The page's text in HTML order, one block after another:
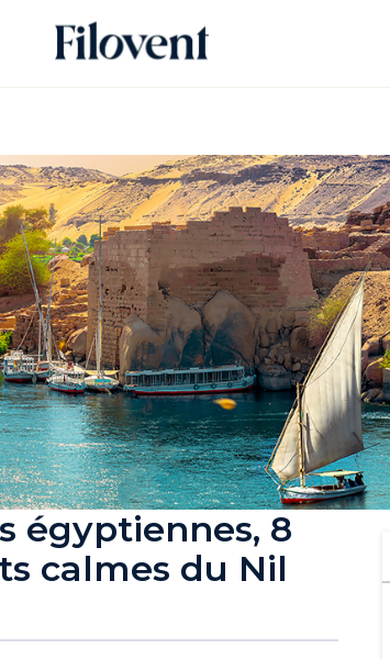
égyptiennes, 8
calmes du Nil